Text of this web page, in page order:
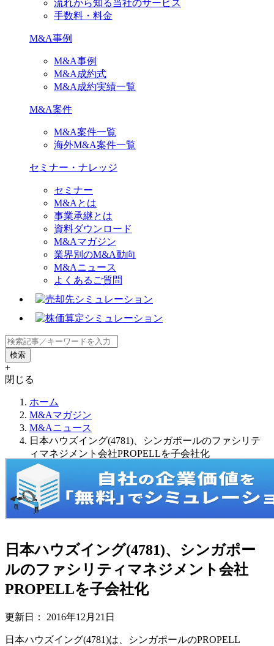
流れから知る当社のサービス
手数料・料金
M&A事例
M&A事例
M&A成約式
M&A成約実績一覧
M&A案件
M&A案件一覧
海外M&A案件一覧
セミナー・ナレッジ
セミナー
M&Aとは
事業承継とは
資料ダウンロード
M&Aマガジン
業界別のM&A動向
M&Aニュース
よくあるご質問
+
閉じる
ホーム
M&Aマガジン
M&Aニュース
日本ハウズイング(4781)、シンガポールのファシリテ
ィマネジメント会社PROPELLを子会社化
日本ハウズイング(4781)、シンガポー
ルのファシリティマネジメント会社
PROPELLを子会社化
更新日： 2016年12月21日
日本ハウズイング(4781)は、シンガポールのPROPELL